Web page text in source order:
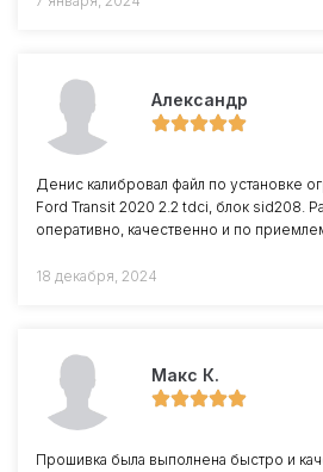
Александр
Денис калибровал файл по установке
Ford Transit 2020 2.2 tdci, блок sid208.
оперативно, качественно и по
18 декабря, 2024
Макс К.
Прошивка была выполнена быстро и